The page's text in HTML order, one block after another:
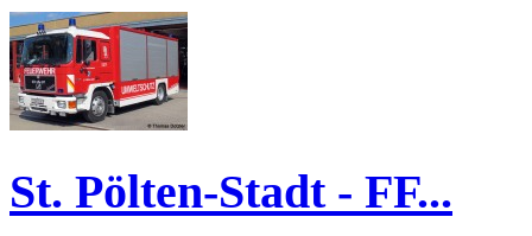
St. Pölten-Stadt - FF...